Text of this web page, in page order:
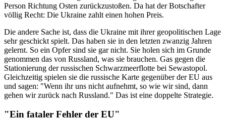
Person Richtung Osten zurückzustoßen. Da hat der Botschafter
völlig Recht: Die Ukraine zahlt einen hohen Preis.
Die andere Sache ist, dass die Ukraine mit ihrer geopolitischen Lage
sehr geschickt spielt. Das haben sie in den letzten zwanzig Jahren
gelernt. So ein Opfer sind sie gar nicht. Sie holen sich im Grunde
genommen das von Russland, was sie brauchen. Gas gegen die
Stationierung der russischen Schwarzmeerflotte bei Sewastopol.
Gleichzeitig spielen sie die russische Karte gegenüber der EU aus
und sagen: "Wenn ihr uns nicht aufnehmt, so wie wir sind, dann
gehen wir zurück nach Russland." Das ist eine doppelte Strategie.
"Ein fataler Fehler der EU"